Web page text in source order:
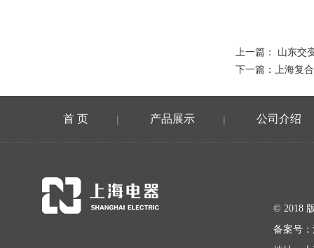
上一篇： 山东交
下一篇：
上海复
首 页 | 产品展示 | 公司介绍
© 2018
备案号：